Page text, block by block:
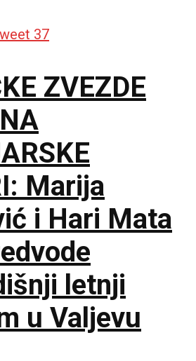
37
ZVEZDE
Marija
i Hari Mata
letnji
u Valjevu